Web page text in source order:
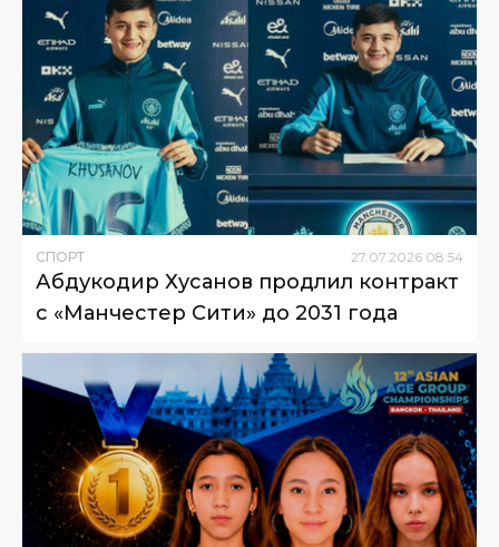
СПОРТ 27.07.2026 08:54
Абдукодир Хусанов продлил контракт
с «Манчестер Сити» до 2031 года